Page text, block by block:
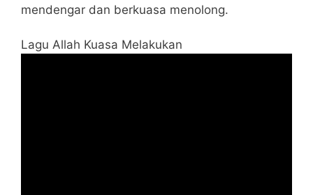
mendengar dan berkuasa menolong.
Lagu Allah Kuasa Melakukan